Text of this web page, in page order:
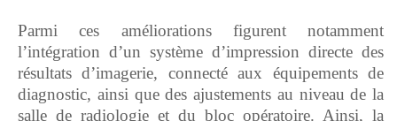
‎Parmi ces améliorations figurent notamment
l’intégration d’un système d’impression directe des
résultats d’imagerie, connecté aux équipements de
diagnostic, ainsi que des ajustements au niveau de la
salle de radiologie et du bloc opératoire. Ainsi, la